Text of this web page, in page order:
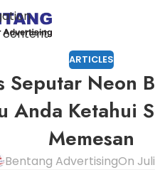
content
ARTICLES
Seputar Neon
Anda Ketahui
Memesan
Bentang AdvertisingOn